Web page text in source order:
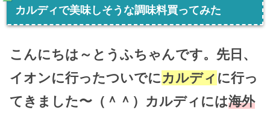
カルディで美味しそうな調味料買ってみた
こんにちは～とうふちゃんです。先日、
イオンに行ったついでにカルディ に行っ
てきました〜（＾＾）カルディには海外